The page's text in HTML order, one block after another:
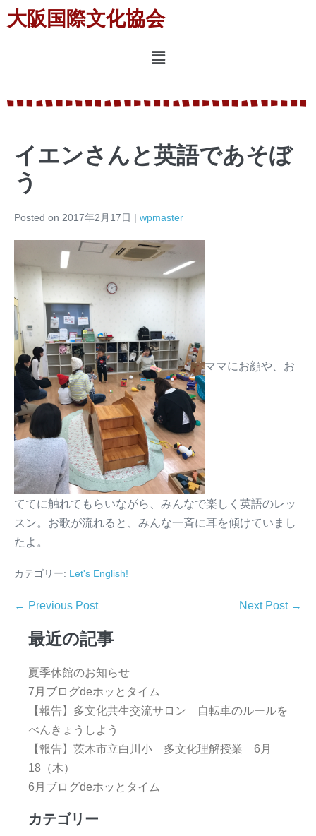
大阪国際文化協会
イエンさんと英語であそぼ
う
Posted on 2017年2月17日 | wpmaster
ママにお顔や、お
ててに触れてもらいながら、みんなで楽しく英語のレッ
スン。お歌が流れると、みんな一斉に耳を傾けていまし
たよ。
カテゴリー: Let's English!
← Previous Post Next Post →
最近の記事
夏季休館のお知らせ
7月ブログdeホッとタイム
【報告】多文化共生交流サロン 自転車のルールを
べんきょうしよう
【報告】茨木市立白川小 多文化理解授業 6月
18（木）
6月ブログdeホッとタイム
カテゴリー